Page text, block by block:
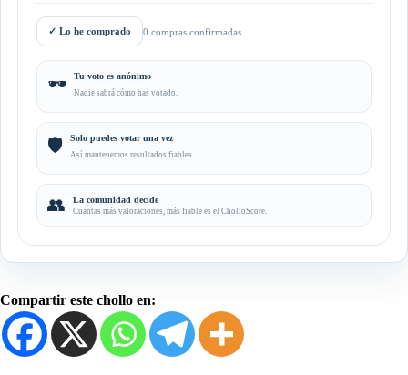
✓ Lo he comprado 0 compras confirmadas
🕶️ Tu voto es anónimo
Nadie sabrá cómo has votado.
🛡️ Solo puedes votar una vez
Así mantenemos resultados fiables.
👥 La comunidad decide
Cuantas más valoraciones, más fiable es el CholloScore.
Compartir este chollo en: